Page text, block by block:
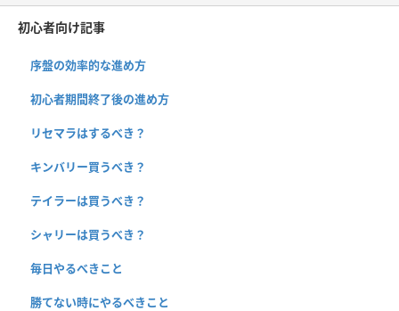
初心者向け記事
序盤の効率的な進め方
初心者期間終了後の進め方
リセマラはするべき？
キンバリー買うべき？
テイラーは買うべき？
シャリーは買うべき？
毎日やるべきこと
勝てない時にやるべきこと